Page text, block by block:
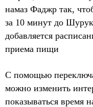
намаз Фаджр так,
за 10 минут до
добавляется
приема пищи
С помощью
можно изменить
показываться время